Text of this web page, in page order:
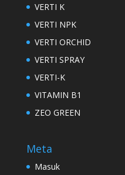
VERTI K
VERTI NPK
VERTI ORCHID
VERTI SPRAY
VERTI-K
VITAMIN B1
ZEO GREEN
Meta
Masuk